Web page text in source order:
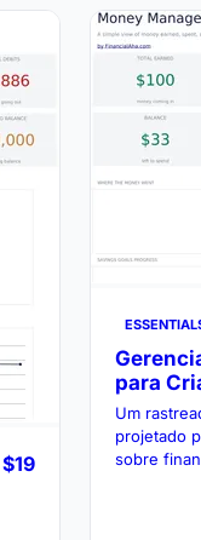
$19
para
Um
projetado
sobre